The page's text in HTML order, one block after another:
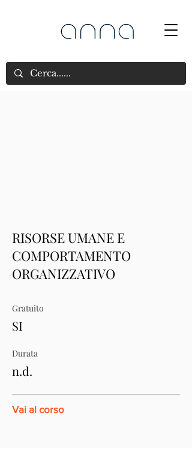
RISORSE UMANE E
COMPORTAMENTO
ORGANIZZATIVO
Gratuito
SI
Durata
n.d.
Vai al corso